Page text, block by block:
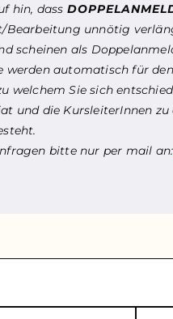
hin, dass
Bearbeitung unnötig
scheinen als
werden automatisch für
welchem Sie sich
und die KursleiterInnen
bitte nur per mail